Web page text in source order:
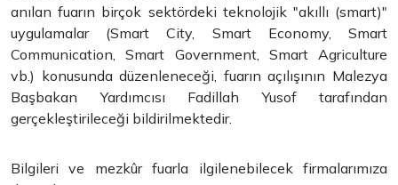
anılan fuarın birçok sektördeki teknolojik "akıllı (smart)"
uygulamalar (Smart City, Smart Economy, Smart
Communication, Smart Government, Smart Agriculture
vb.) konusunda düzenleneceği, fuarın açılışının Malezya
Başbakan Yardımcısı Fadillah Yusof tarafından
gerçekleştirileceği bildirilmektedir.
Bilgileri ve mezkûr fuarla ilgilenebilecek firmalarımıza